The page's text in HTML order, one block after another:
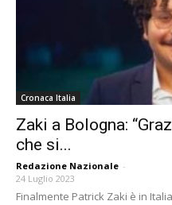
Cronaca Italia
Zaki a Bologna:
che si...
Redazione Nazionale -
24 Luglio 2023
Finalmente Patrick Zaki è in